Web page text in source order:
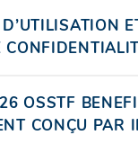
OSSTF
CONÇU PAR